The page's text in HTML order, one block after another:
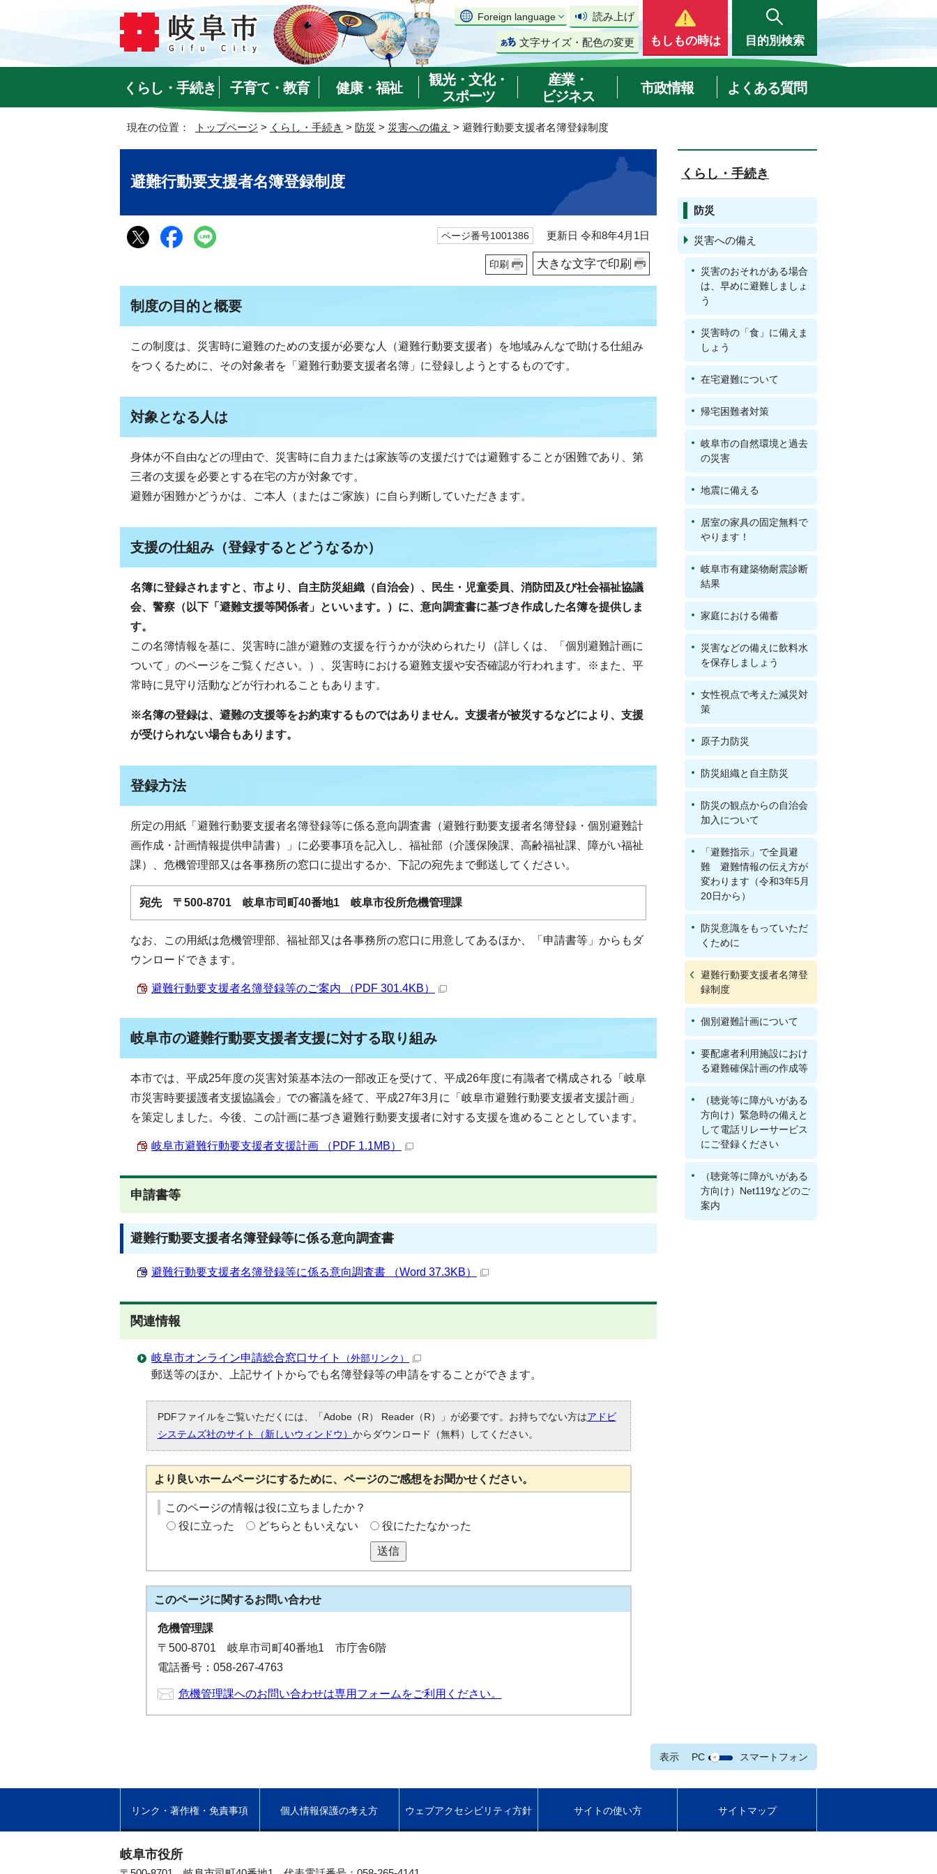
Foreign language 読み上げ
文字サイズ・配色の変更 もしもの時は 目的別検索
くらし・手続き 子育て・教育 健康・福祉
観光・文化・
スポーツ
産業・
ビジネス
市政情報 よくある質問
現在の位置： トップページ > くらし・手続き > 防災 > 災害への備え > 避難行動要支援者名簿登録制度
避難行動要支援者名簿登録制度
ページ番号1001386 更新日 令和8年4月1日
印刷 大きな文字で印刷
制度の目的と概要
この制度は、災害時に避難のための支援が必要な人（避難行動要支援者）を地域みんなで助ける仕組み
をつくるために、その対象者を「避難行動要支援者名簿」に登録しようとするものです。
対象となる人は
身体が不自由などの理由で、災害時に自力または家族等の支援だけでは避難することが困難であり、第
三者の支援を必要とする在宅の方が対象です。
避難が困難かどうかは、ご本人（またはご家族）に自ら判断していただきます。
支援の仕組み（登録するとどうなるか）
名簿に登録されますと、市より、自主防災組織（自治会）、民生・児童委員、消防団及び社会福祉協議
会、警察（以下「避難支援等関係者」といいます。）に、意向調査書に基づき作成した名簿を提供しま
す。
この名簿情報を基に、災害時に誰が避難の支援を行うかが決められたり（詳しくは、「個別避難計画に
ついて」のページをご覧ください。）、災害時における避難支援や安否確認が行われます。※また、平
常時に見守り活動などが行われることもあります。
※名簿の登録は、避難の支援等をお約束するものではありません。支援者が被災するなどにより、支援
が受けられない場合もあります。
登録方法
所定の用紙「避難行動要支援者名簿登録等に係る意向調査書（避難行動要支援者名簿登録・個別避難計
画作成・計画情報提供申請書）」に必要事項を記入し、福祉部（介護保険課、高齢福祉課、障がい福祉
課）、危機管理部又は各事務所の窓口に提出するか、下記の宛先まで郵送してください。
宛先 〒500-8701 岐阜市司町40番地1 岐阜市役所危機管理課
なお、この用紙は危機管理部、福祉部又は各事務所の窓口に用意してあるほか、「申請書等」からもダ
ウンロードできます。
避難行動要支援者名簿登録等のご案内 （PDF 301.4KB）
岐阜市の避難行動要支援者支援に対する取り組み
本市では、平成25年度の災害対策基本法の一部改正を受けて、平成26年度に有識者で構成される「岐阜
市災害時要援護者支援協議会」での審議を経て、平成27年3月に「岐阜市避難行動要支援者支援計画」
を策定しました。今後、この計画に基づき避難行動要支援者に対する支援を進めることとしています。
岐阜市避難行動要支援者支援計画 （PDF 1.1MB）
申請書等
避難行動要支援者名簿登録等に係る意向調査書
避難行動要支援者名簿登録等に係る意向調査書 （Word 37.3KB）
関連情報
岐阜市オンライン申請総合窓口サイト （外部リンク）
郵送等のほか、上記サイトからでも名簿登録等の申請をすることができます。
PDFファイルをご覧いただくには、「Adobe（R） Reader（R）」が必要です。お持ちでない方はアドビ
システムズ社のサイト（新しいウィンドウ） からダウンロード（無料）してください。
より良いホームページにするために、ページのご感想をお聞かせください。
このページの情報は役に立ちましたか？
役に立った
どちらともいえない 役にたたなかった
送信
このページに関するお問い合わせ
危機管理課
〒500-8701 岐阜市司町40番地1 市庁舎6階
電話番号：058-267-4763
危機管理課へのお問い合わせは専用フォームをご利用ください。
くらし・手続き
防災
災害への備え
災害のおそれがある場合
は、早めに避難しましょ
う
災害時の「食」に備えま
しょう
在宅避難について
帰宅困難者対策
岐阜市の自然環境と過去
の災害
地震に備える
居室の家具の固定無料で
やります！
岐阜市有建築物耐震診断
結果
家庭における備蓄
災害などの備えに飲料水
を保存しましょう
女性視点で考えた減災対
策
原子力防災
防災組織と自主防災
防災の観点からの自治会
加入について
「避難指示」で全員避
難 避難情報の伝え方が
変わります（令和3年5月
20日から）
防災意識をもっていただ
くために
避難行動要支援者名簿登
録制度
個別避難計画について
要配慮者利用施設におけ
る避難確保計画の作成等
（聴覚等に障がいがある
方向け）緊急時の備えと
して電話リレーサービス
にご登録ください
（聴覚等に障がいがある
方向け）Net119などのご
案内
表示 PC スマートフォン
リンク・著作権・免責事項 個人情報保護の考え方 ウェブアクセシビリティ方針 サイトの使い方 サイトマップ
岐阜市役所